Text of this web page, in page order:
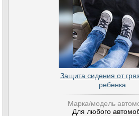
Защита сидения от
ребенка
Марка/модель
Для любого